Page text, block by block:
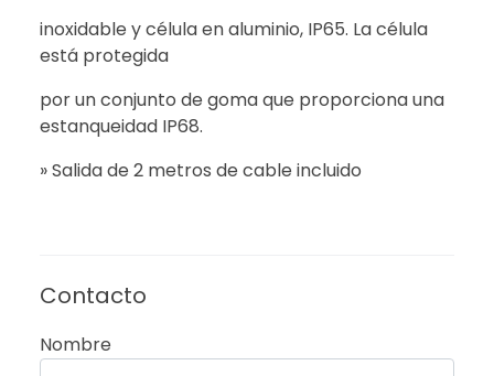
inoxidable y célula en aluminio, IP65. La célula
está protegida
por un conjunto de goma que proporciona una
estanqueidad IP68.
» Salida de 2 metros de cable incluido
Contacto
Nombre